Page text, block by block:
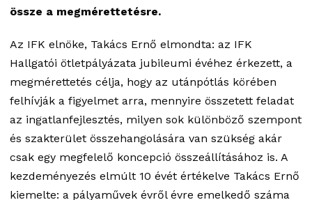
össze a megmérettetésre.
Az IFK elnöke, Takács Ernő elmondta: az IFK
Hallgatói ötletpályázata jubileumi évéhez érkezett, a
megmérettetés célja, hogy az utánpótlás körében
felhívják a figyelmet arra, mennyire összetett feladat
az ingatlanfejlesztés, milyen sok különböző szempont
és szakterület összehangolására van szükség akár
csak egy megfelelő koncepció összeállításához is. A
kezdeményezés elmúlt 10 évét értékelve Takács Ernő
kiemelte: a pályaművek évről évre emelkedő száma